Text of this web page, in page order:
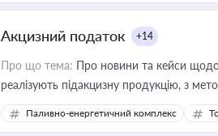
Акцизний податок +14
Про що тема: Про новини та кейси
реалізують підакцизну продукцію, з
Паливно-енергетичний комплекс